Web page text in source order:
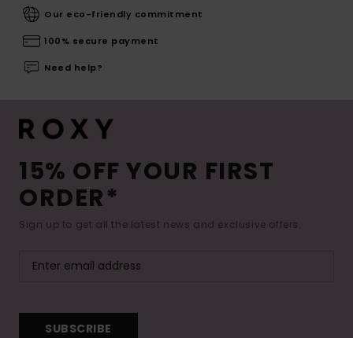
Our eco-friendly commitment
100% secure payment
Need help?
15% OFF YOUR FIRST
ORDER*
Sign up to get all the latest news and exclusive offers.
SUBSCRIBE